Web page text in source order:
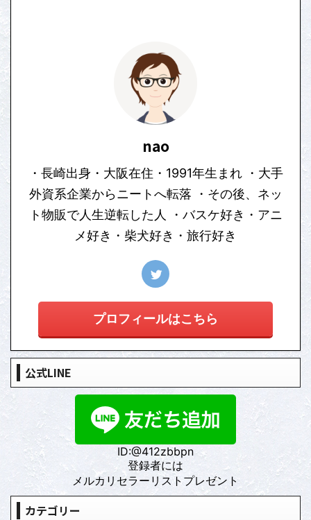
nao
・長崎出身・大阪在住・1991年生まれ ・大手
外資系企業からニートへ転落 ・その後、ネッ
ト物販で人生逆転した人 ・バスケ好き・アニ
メ好き・柴犬好き・旅行好き
プロフィールはこちら
公式LINE
ID:@412zbbpn
登録者には
メルカリセラーリストプレゼント
カテゴリー